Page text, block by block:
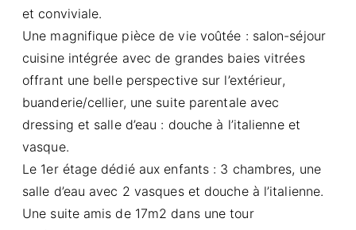
et conviviale.
Une magnifique pièce de vie voûtée : salon-séjour
cuisine intégrée avec de grandes baies vitrées
offrant une belle perspective sur l’extérieur,
buanderie/cellier, une suite parentale avec
dressing et salle d’eau : douche à l’italienne et
vasque.
Le 1er étage dédié aux enfants : 3 chambres, une
salle d’eau avec 2 vasques et douche à l’italienne.
Une suite amis de 17m2 dans une tour